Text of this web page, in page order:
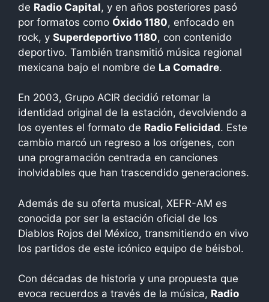
de Radio Capital, y en años posteriores pasó
por formatos como Óxido 1180, enfocado en
rock, y Superdeportivo 1180, con contenido
deportivo. También transmitió música regional
mexicana bajo el nombre de La Comadre.
En 2003, Grupo ACIR decidió retomar la
identidad original de la estación, devolviendo a
los oyentes el formato de Radio Felicidad. Este
cambio marcó un regreso a los orígenes, con
una programación centrada en canciones
inolvidables que han trascendido generaciones.
Además de su oferta musical, XEFR-AM es
conocida por ser la estación oficial de los
Diablos Rojos del México, transmitiendo en vivo
los partidos de este icónico equipo de béisbol.
Con décadas de historia y una propuesta que
evoca recuerdos a través de la música, Radio